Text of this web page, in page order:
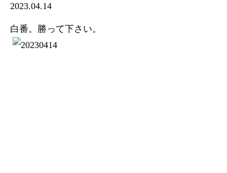
2023.04.14
白番。勝って下さい。